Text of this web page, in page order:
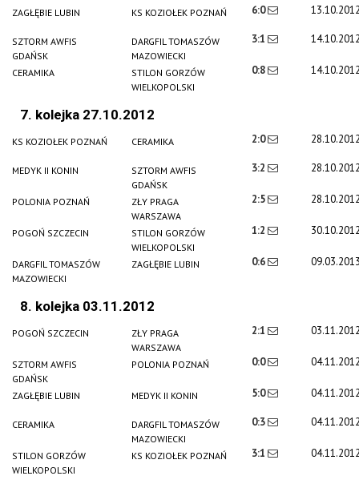
ZAGŁĘBIE LUBIN KS KOZIOŁEK POZNAŃ 6:0
SZTORM AWFIS
GDAŃSK
DARGFIL TOMASZÓW
MAZOWIECKI
3:1
CERAMIKA
STILON GORZÓW
WIELKOPOLSKI
0:8
7. kolejka 27.10.2012
KS KOZIOŁEK POZNAŃ CERAMIKA 2:0
MEDYK II KONIN
SZTORM AWFIS
GDAŃSK
3:2
POLONIA POZNAŃ
ZŁY PRAGA
WARSZAWA
2:5
POGOŃ SZCZECIN
STILON GORZÓW
WIELKOPOLSKI
1:2
DARGFIL TOMASZÓW
MAZOWIECKI
ZAGŁĘBIE LUBIN 0:6
8. kolejka 03.11.2012
POGOŃ SZCZECIN
ZŁY PRAGA
WARSZAWA
2:1
SZTORM AWFIS
GDAŃSK
POLONIA POZNAŃ 0:0
ZAGŁĘBIE LUBIN MEDYK II KONIN 5:0
CERAMIKA
DARGFIL TOMASZÓW
MAZOWIECKI
0:3
STILON GORZÓW
WIELKOPOLSKI
KS KOZIOŁEK POZNAŃ 3:1